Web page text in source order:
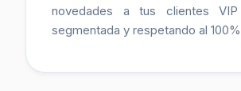
novedades a tus clientes
segmentada y respetando al